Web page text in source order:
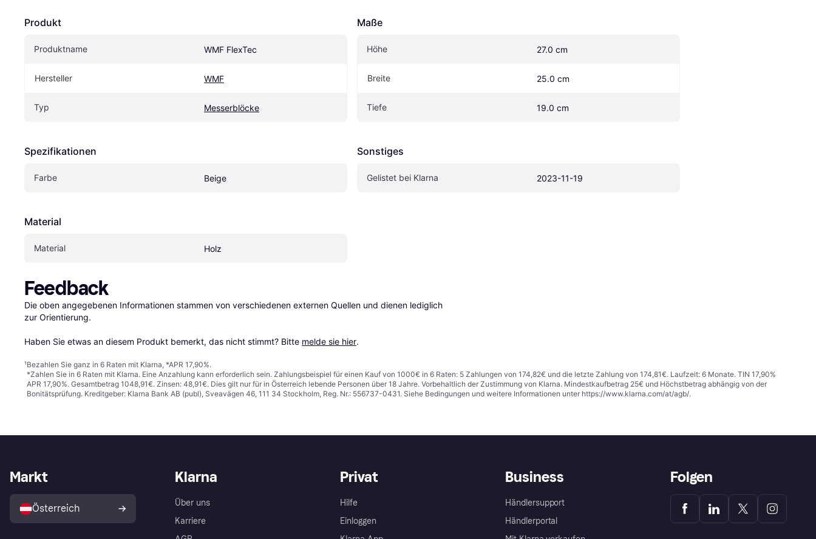
Produkt
Produktname WMF FlexTec
Hersteller WMF
Typ Messerblöcke
Spezifikationen
Farbe Beige
Material
Material Holz
Maße
Höhe 27.0 cm
Breite 25.0 cm
Tiefe 19.0 cm
Sonstiges
Gelistet bei Klarna 2023-11-19
Feedback
Die oben angegebenen Informationen stammen von verschiedenen externen Quellen und dienen lediglich
zur Orientierung.
Haben Sie etwas an diesem Produkt bemerkt, das nicht stimmt? Bitte melde sie hier.
¹Bezahlen Sie ganz in 6 Raten mit Klarna, *APR 17,90%.
*Zahlen Sie in 6 Raten mit Klarna. Eine Anzahlung kann erforderlich sein. Zahlungsbeispiel für einen Kauf von 1000€ in 6 Raten: 5 Zahlungen von 174,82€ und die letzte Zahlung von 174,81€. Laufzeit: 6 Monate. TIN 17,90%
APR 17,90%. Gesamtbetrag 1048,91€. Zinsen: 48,91€. Dies gilt nur für in Österreich lebende Personen über 18 Jahre. Vorbehaltlich der Zustimmung von Klarna. Mindestkaufbetrag 25€ und Höchstbetrag abhängig von der
Bonitätsprüfung. Kreditgeber: Klarna Bank AB (publ), Sveavägen 46, 111 34 Stockholm, Reg. Nr.: 556737-0431. Siehe Bedingungen und weitere Informationen unter https://www.klarna.com/at/agb/.
Klarna
Über uns
Karriere
Privat
Hilfe
Einloggen
Business
Händlersupport
Händlerportal
Markt
Österreich
Folgen